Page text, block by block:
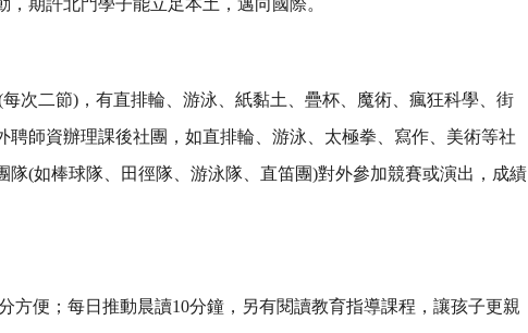
期許北門學子能立足本土，邁向國際。
次二節)，有直排輪、游泳、紙黏土、疊杯、魔術、瘋狂科學、街
師資辦理課後社團，如直排輪、游泳、太極拳、寫作、美術等社
(如棒球隊、田徑隊、游泳隊、直笛團)對外參加競賽或演出，成績
方便；每日推動晨讀10分鐘，另有閱讀教育指導課程，讓孩子更親